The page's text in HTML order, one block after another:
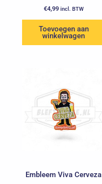
€4,99 incl. BTW
Toevoegen aan
winkelwagen
Embleem Viva Cerveza